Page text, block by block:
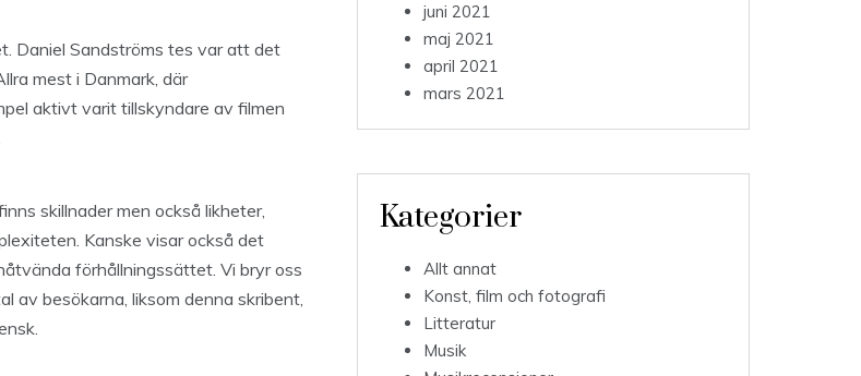
Daniel Sandströms tes var att det
mest i Danmark, där
aktivt varit tillskyndare av filmen
skillnader men också likheter,
Kanske visar också det
förhållningssättet. Vi bryr oss
av besökarna, liksom denna skribent,
juni 2021
maj 2021
april 2021
mars 2021
Kategorier
Allt annat
Konst, film och fotografi
Litteratur
Musik